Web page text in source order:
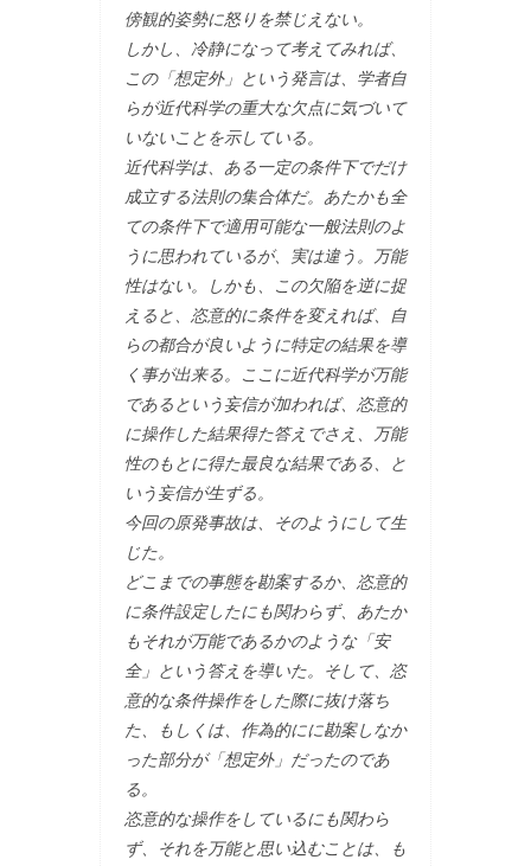
傍観的姿勢に怒りを禁じえない。
しかし、冷静になって考えてみれば、
この「想定外」という発言は、学者自
らが近代科学の重大な欠点に気づいて
いないことを示している。
近代科学は、ある一定の条件下でだけ
成立する法則の集合体だ。あたかも全
ての条件下で適用可能な一般法則のよ
うに思われているが、実は違う。万能
性はない。しかも、この欠陥を逆に捉
えると、恣意的に条件を変えれば、自
らの都合が良いように特定の結果を導
く事が出来る。ここに近代科学が万能
であるという妄信が加われば、恣意的
に操作した結果得た答えでさえ、万能
性のもとに得た最良な結果である、と
いう妄信が生ずる。
今回の原発事故は、そのようにして生
じた。
どこまでの事態を勘案するか、恣意的
に条件設定したにも関わらず、あたか
もそれが万能であるかのような「安
全」という答えを導いた。そして、恣
意的な条件操作をした際に抜け落ち
た、もしくは、作為的にに勘案しなか
った部分が「想定外」だったのであ
る。
恣意的な操作をしているにも関わら
ず、それを万能と思い込むことは、も